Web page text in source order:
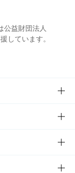
公益財団法人
しています。